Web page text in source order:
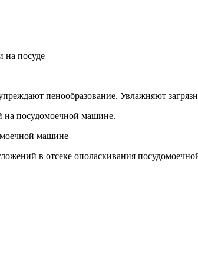
на посуде
пенообразование. Увлажняют
на посудомоечной машине.
машине
в отсеке ополаскивания